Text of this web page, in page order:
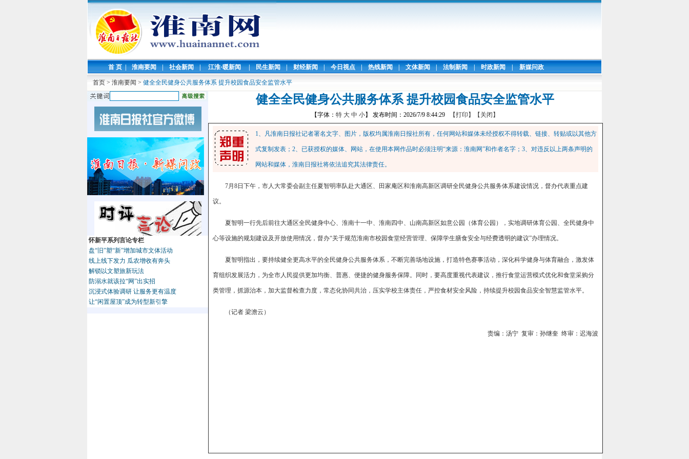
首 页 | 淮南要闻 | 社会新闻 | 江淮·暖新闻 | 民生新闻 | 财经新闻 | 今日视点 | 热线新闻 | 文体新闻 | 法制新闻 | 时政新闻 | 新媒问政
首页 > 淮南要闻 > 健全全民健身公共服务体系 提升校园食品安全监管水平
怀新平系列言论专栏
盘“旧”塑“新”增加城市文体活动
线上线下发力 瓜农增收有奔头
解锁以文塑旅新玩法
防溺水就该拉“网”出实招
沉浸式体验调研 让服务更有温度
让“闲置屋顶”成为转型新引擎
健全全民健身公共服务体系 提升校园食品安全监管水平
【字体： 特 大 中 小】 发布时间：2026/7/9 8:44:29 【打印】 【关闭】
1、凡淮南日报社记者署名文字、图片，版权均属淮南日报社所有，任何网站和媒体未经授权不得转载、链接、转贴或以其他方
式复制发表；2、已获授权的媒体、网站，在使用本网作品时必须注明“来源：淮南网”和作者名字；3、对违反以上两条声明的
网站和媒体，淮南日报社将依法追究其法律责任。
7月8日下午，市人大常委会副主任夏智明率队赴大通区、田家庵区和淮南高新区调研全民健身公共服务体系建设情况，督办代表重点建
议。
夏智明一行先后前往大通区全民健身中心、淮南十一中、淮南四中、山南高新区如意公园（体育公园），实地调研体育公园、全民健身中
心等设施的规划建设及开放使用情况，督办“关于规范淮南市校园食堂经营管理、保障学生膳食安全与经费透明的建议”办理情况。
夏智明指出，要持续健全更高水平的全民健身公共服务体系，不断完善场地设施，打造特色赛事活动，深化科学健身与体育融合，激发体
育组织发展活力，为全市人民提供更加均衡、普惠、便捷的健身服务保障。同时，要高度重视代表建议，推行食堂运营模式优化和食堂采购分
类管理，抓源治本，加大监督检查力度，常态化协同共治，压实学校主体责任，严控食材安全风险，持续提升校园食品安全智慧监管水平。
（记者 梁澹云）
责编：汤宁 复审：孙继奎 终审：迟海波